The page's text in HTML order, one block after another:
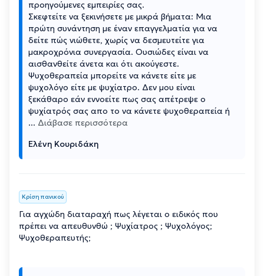
προηγούμενες εμπειρίες σας.
Σκεφτείτε να ξεκινήσετε με μικρά βήματα: Μια
πρώτη συνάντηση με έναν επαγγελματία για να
δείτε πώς νιώθετε, χωρίς να δεσμευτείτε για
μακροχρόνια συνεργασία. Ουσιώδες είναι να
αισθανθείτε άνετα και ότι ακούγεστε.
Ψυχοθεραπεία μπορείτε να κάνετε είτε με
ψυχολόγο είτε με ψυχίατρο. Δεν μου είναι
ξεκάθαρο εάν εννοείτε πως σας απέτρεψε ο
ψυχίατρός σας απο το να κάνετε ψυχοθεραπεία ή
... Διάβασε περισσότερα
Ελένη Κουριδάκη
Κρίση πανικού
Για αγχώδη διαταραχή πως λέγεται ο ειδικός που
πρέπει να απευθυνθώ ; Ψυχίατρος ; Ψυχολόγος;
Ψυχοθεραπευτής;